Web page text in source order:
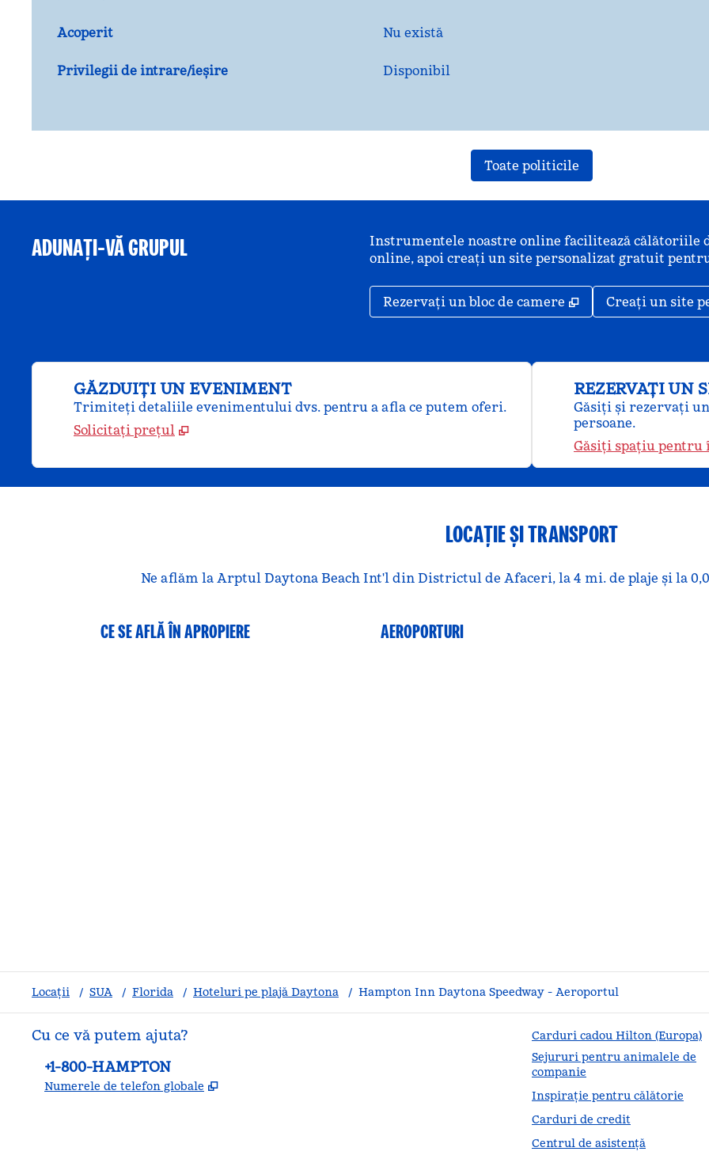
Acoperit Nu există
Privilegii de intrare/ieșire Disponibil
Toate politicile
ADUNAȚI-VĂ GRUPUL
Instrumentele noastre online facilitează călătoriile
online, apoi creați un site personalizat gratuit
Rezervați un bloc de camere , Deschide o filă
Creați un site
GĂZDUIȚI UN EVENIMENT
Trimiteți detaliile evenimentului dvs. pentru a afla ce putem oferi.
Solicitați prețul
REZERVAȚI UN
Găsiți și rezervați
persoane.
Găsiți spațiu
LOCAȚIE ȘI TRANSPORT
Ne aflăm la Arptul Daytona Beach Int'l din Districtul de Afaceri, la 4 mi. de plaje și la
CE SE AFLĂ ÎN APROPIERE AEROPORTURI
Locații / SUA / Florida / Hoteluri pe plajă Daytona / Hampton Inn Daytona Speedway - Aeroportul
Cu ce vă putem ajuta?
Telefon:
+1-800-HAMPTON
Numerele de telefon globale ,
Carduri cadou Hilton (Europa)
Sejururi pentru animalele de
companie
Inspirație pentru călătorie
Carduri de credit
Centrul de asistență